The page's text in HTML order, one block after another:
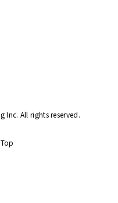
All rights reserved.